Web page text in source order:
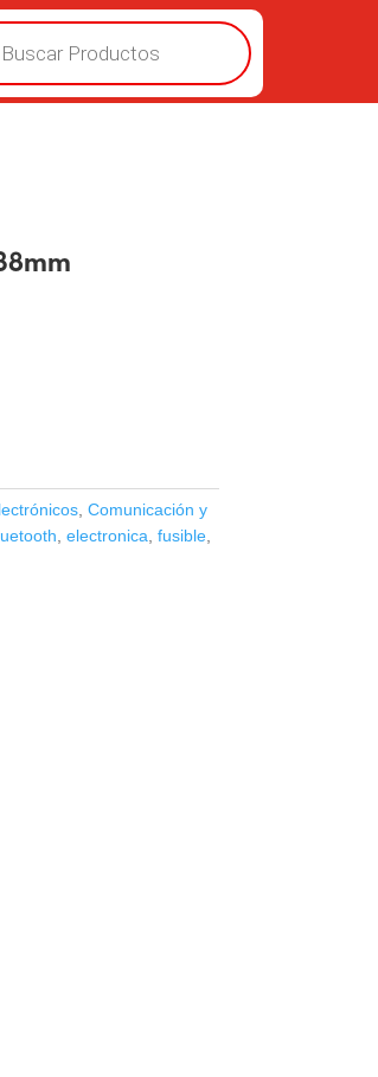
, Comunicación y
electronica fusible,